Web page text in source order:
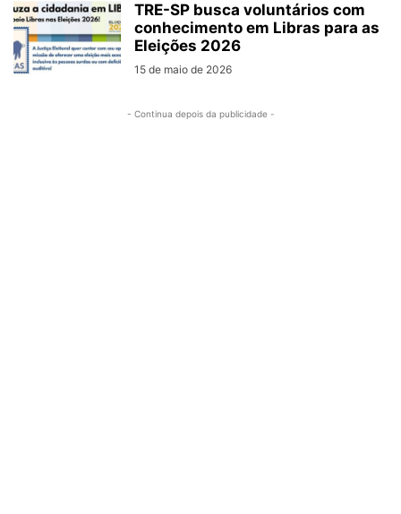
TRE-SP busca voluntários com
conhecimento em Libras para as
Eleições 2026
15 de maio de 2026
- Continua depois da publicidade -